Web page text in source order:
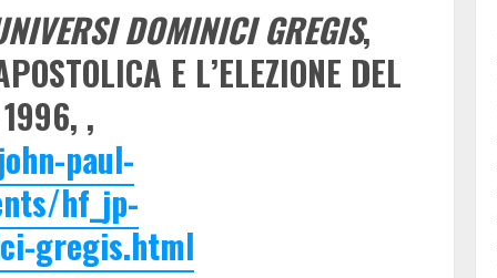
DOMINICI GREGIS,
E L’ELEZIONE DEL
,
paul-
hf_jp-
gregis.html